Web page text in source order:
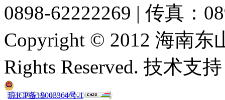
0898-62222269 | 传真：
Copyright © 2012 海南
Rights Reserved. 技术支
琼公网安备 46900602000019号
琼ICP备19003364号-1